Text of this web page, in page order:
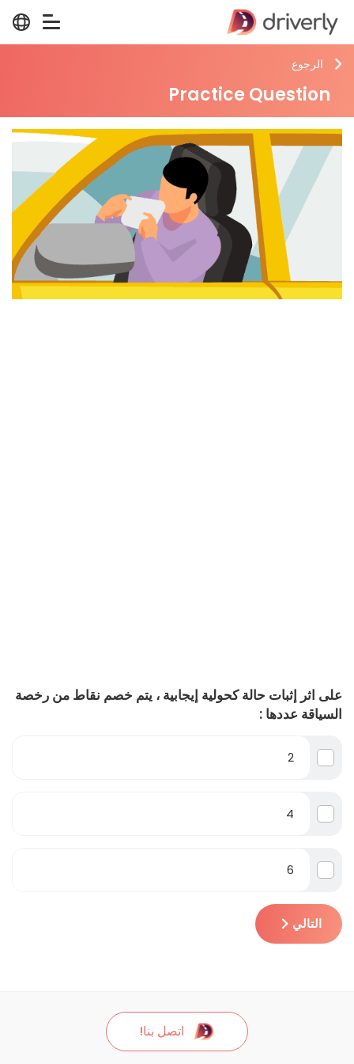
الرجوع
Practice Question
على اثر إثبات حالة كحولية إيجابية ، يتم خصم نقاط من رخصة
السياقة عددها :
2
4
6
التالي
اتصل بنا!